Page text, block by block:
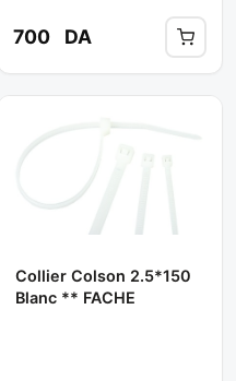
700 DA
Collier Colson 2.5*150
Blanc ** FACHE